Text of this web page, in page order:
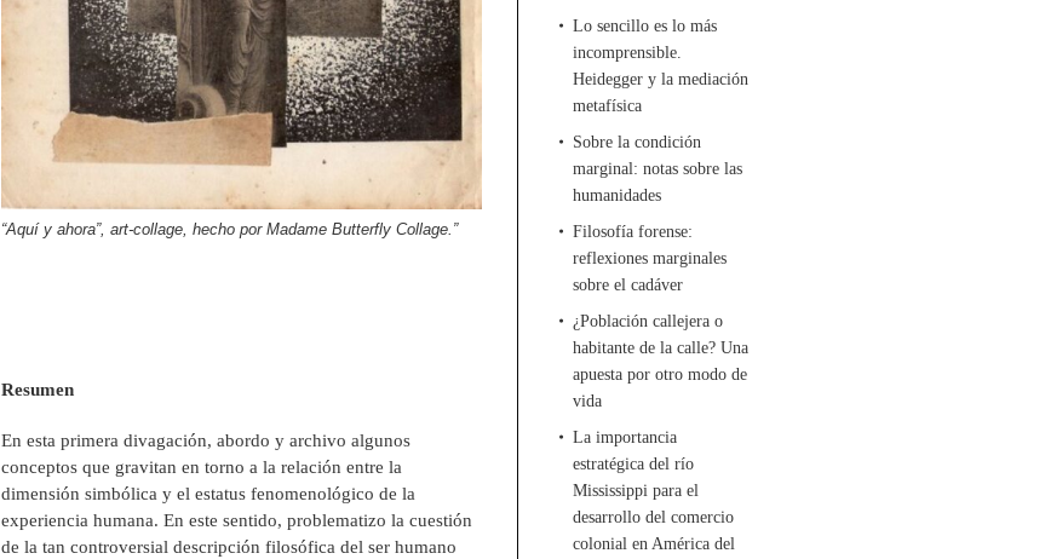
“Aquí y ahora”, art-collage, hecho por Madame Butterfly Collage.”
Resumen
En esta primera divagación, abordo y archivo algunos
conceptos que gravitan en torno a la relación entre la
dimensión simbólica y el estatus fenomenológico de la
experiencia humana. En este sentido, problematizo la cuestión
de la tan controversial descripción filosófica del ser humano
Lo sencillo es lo más
incomprensible.
Heidegger y la mediación
metafísica
Sobre la condición
marginal: notas sobre las
humanidades
Filosofía forense:
reflexiones marginales
sobre el cadáver
¿Población callejera o
habitante de la calle? Una
apuesta por otro modo de
vida
La importancia
estratégica del río
Mississippi para el
desarrollo del comercio
colonial en América del